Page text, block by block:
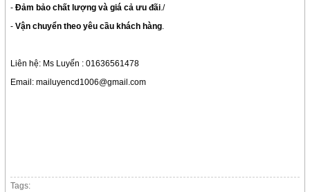
-Đảm bảo chất lượng và giá cả ưu đãi./
-Vận chuyển theo yêu cầu khách hàng.
Liên hệ: Ms Luyến : 01636561478
Email: mailuyencd1006@gmail.com
Tags: